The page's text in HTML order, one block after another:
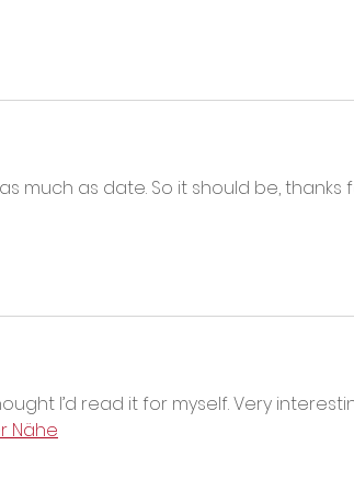
much as date. So it should be, thanks
I’d read it for myself. Very
Nähe